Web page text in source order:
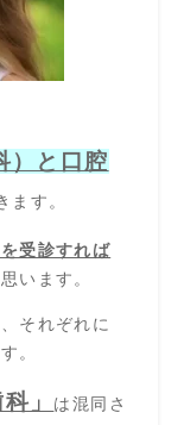
）と口腔
ます。
を受診すれば
います。
それぞれに
。
」
は混同さ